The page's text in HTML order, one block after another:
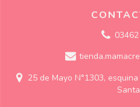
25 de Mayo N°1303, esquina